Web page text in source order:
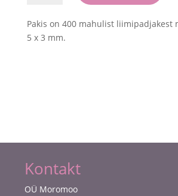
(3mm)
kogus
Pakis on 400 mahulist liimipadjakest
5 x 3 mm.
Kontakt
OÜ Moromoo